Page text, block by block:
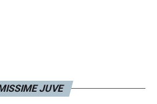
JUVE